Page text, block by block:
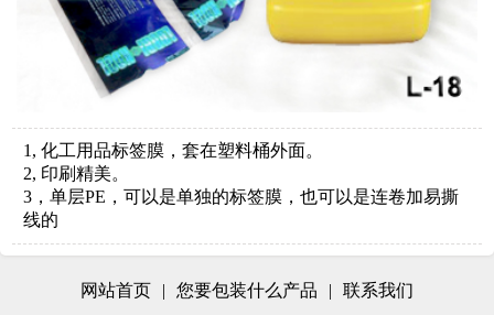
1, 化工用品标签膜，套在塑料桶外面。
2, 印刷精美。
3，单层PE，可以是单独的标签膜，也可以是连卷加易撕
线的
网站首页 | 您要包装什么产品 | 联系我们